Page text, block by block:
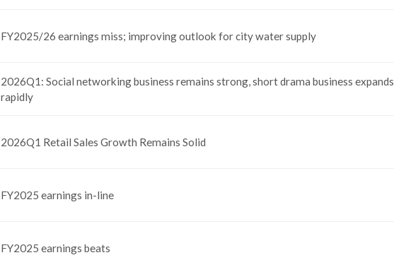
FY2025/26 earnings miss; improving outlook for city water supply
2026Q1: Social networking business remains strong, short drama business expands
rapidly
2026Q1 Retail Sales Growth Remains Solid
FY2025 earnings in-line
FY2025 earnings beats